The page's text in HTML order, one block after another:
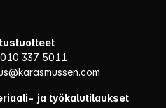
337 5011
ja työkalutilaukset